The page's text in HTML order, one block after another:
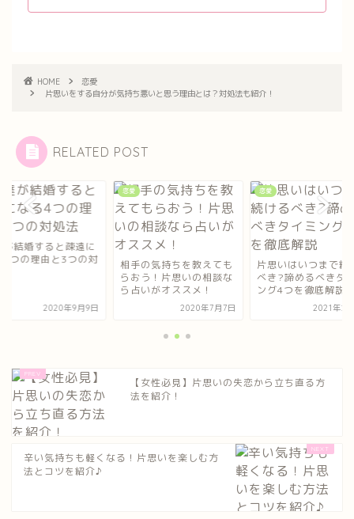
HOME
恋愛
片思いをする自分が気持ち悪いと思う理由とは？対処法も紹介！
RELATED POST
の気持ちを教えても
2020年7月7日
恋愛
片思いはいつまで続ける
べき?諦めるべきタイミ
ング4つを徹底解説
2021年2月16日
恋愛
友達が結婚すると疎
なる4つの理由と3つ
処法
2020年9
【女性必見】片思いの失恋から立ち直る方
法を紹介！
辛い気持ちも軽くなる！片思いを楽しむ方
法とコツを紹介♪